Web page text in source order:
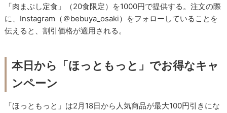
「肉まぶし定食」（20食限定）を1000円で提供する。注文の際
に、Instagram（＠bebuya_osaki）をフォローしていることを
伝えると、割引価格が適用される。
本日から「ほっともっと」でお得なキャ
ンペーン
「ほっともっと」は2月18日から人気商品が最大100円引きにな